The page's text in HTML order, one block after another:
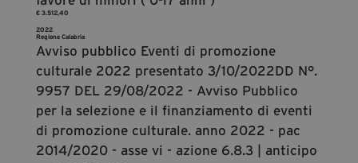
€ 3.512,40
2022
Regione Calabria
Avviso pubblico Eventi di promozione
culturale 2022 presentato 3/10/2022DD N°.
9957 DEL 29/08/2022 - Avviso Pubblico
per la selezione e il finanziamento di eventi
di promozione culturale. anno 2022 - pac
2014/2020 - asse vi - azione 6.8.3 | anticipo